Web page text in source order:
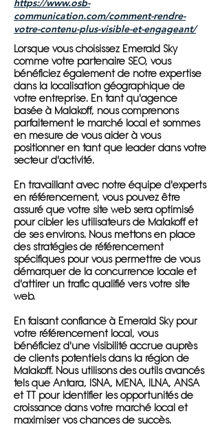
https://www.osb-
communication.com/comment-rendre-
votre-contenu-plus-visible-et-engageant/
Lorsque vous choisissez Emerald Sky
comme votre partenaire SEO, vous
bénéficiez également de notre expertise
dans la localisation géographique de
votre entreprise. En tant qu'agence
basée à Malakoff, nous comprenons
parfaitement le marché local et sommes
en mesure de vous aider à vous
positionner en tant que leader dans votre
secteur d'activité.
En travaillant avec notre équipe d'experts
en référencement, vous pouvez être
assuré que votre site web sera optimisé
pour cibler les utilisateurs de Malakoff et
de ses environs. Nous mettons en place
des stratégies de référencement
spécifiques pour vous permettre de vous
démarquer de la concurrence locale et
d'attirer un trafic qualifié vers votre site
web.
En faisant confiance à Emerald Sky pour
votre référencement local, vous
bénéficiez d'une visibilité accrue auprès
de clients potentiels dans la région de
Malakoff. Nous utilisons des outils avancés
tels que Antara, ISNA, MENA, ILNA, ANSA
et TT pour identifier les opportunités de
croissance dans votre marché local et
maximiser vos chances de succès.